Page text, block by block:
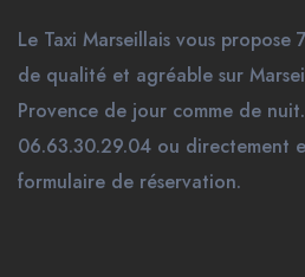
Le Taxi Marseillais vous
de qualité et agréable sur
Provence de jour comme de
06.63.30.29.04 ou directement
formulaire de réservation.